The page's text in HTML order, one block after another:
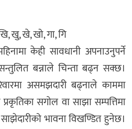
खु, खे, खो, गा, गि
केही सावधानी अपनाउनुपर्ने
बन्नाले चिन्ता बढ्न सक्छ।
असमझदारी बढ्नाले काममा
सगाेल वा साझा सम्पत्तिमा
भावना विखण्डित हुनेछ।